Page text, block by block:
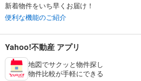
新着物件をいち早くお届け！
便利な機能のご紹介
Yahoo!不動産 アプリ
地図でサクッと物件探し
物件比較が手軽にできる